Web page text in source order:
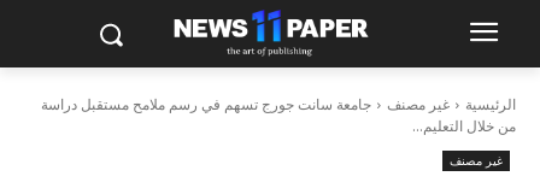
الرئيسية غير مصنف
جامعة سانت جورج تسهم في رسم ملامح مستقبل دراسة
من خلال التعليم...
غير مصنف